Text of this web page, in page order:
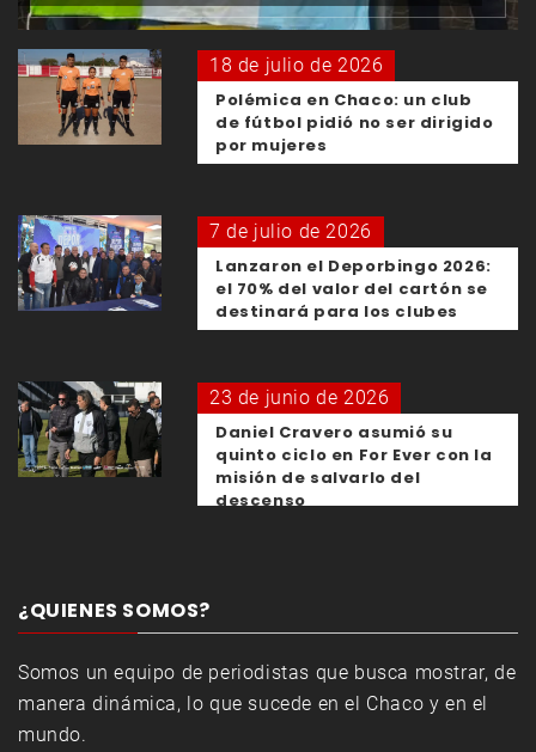
18 de julio de 2026
Polémica en Chaco: un club
de fútbol pidió no ser dirigido
por mujeres
7 de julio de 2026
Lanzaron el Deporbingo 2026:
el 70% del valor del cartón se
destinará para los clubes
23 de junio de 2026
Daniel Cravero asumió su
quinto ciclo en For Ever con la
misión de salvarlo del
descenso
¿QUIENES SOMOS?
Somos un equipo de periodistas que busca mostrar, de
manera dinámica, lo que sucede en el Chaco y en el
mundo.